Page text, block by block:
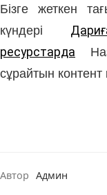
Бізге жеткен
күндері
ресурстарда
сұрайтын контент
Автор Админ